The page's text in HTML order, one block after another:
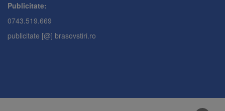
Publicitate:
0743.519.669
publicitate [@] brasovstiri.ro